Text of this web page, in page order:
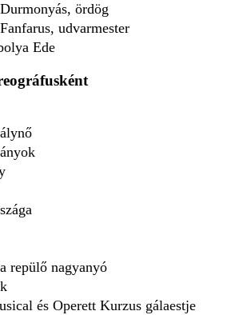
ördög
udvarmester
Ede
repülő nagyanyó
és Operett Kurzus gálaestje